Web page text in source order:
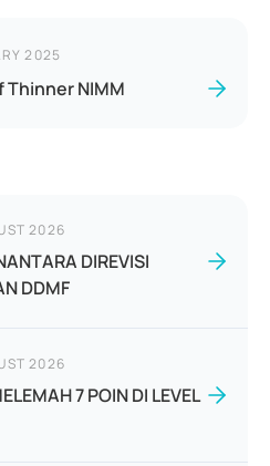
2025
Thinner NIMM
2026
DIREVISI
DDMF
2026
7 POIN DI LEVEL